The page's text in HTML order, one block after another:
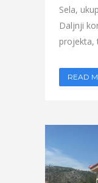
Sela,
Daljnji
projekta,
READ